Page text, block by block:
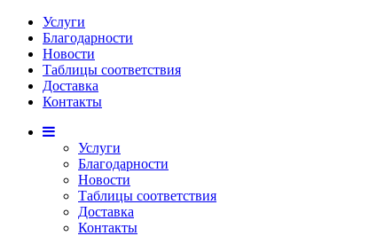
Услуги
Благодарности
Новости
Таблицы соответствия
Доставка
Контакты
Услуги
Благодарности
Новости
Таблицы соответствия
Доставка
Контакты